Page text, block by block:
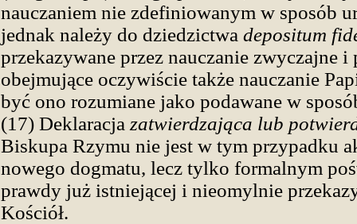
nauczaniem nie zdefiniowanym w sposób
jednak należy do dziedzictwa depositum
przekazywane przez nauczanie zwyczajne i
obejmujące oczywiście także nauczanie
być ono rozumiane jako podawane w
(17) Deklaracja zatwierdzająca lub
Biskupa Rzymu nie jest w tym przypadku
nowego dogmatu, lecz tylko formalnym
prawdy już istniejącej i nieomylnie
Kościół.